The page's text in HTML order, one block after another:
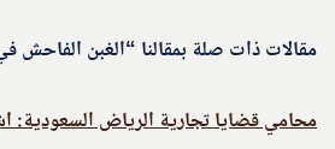
مقالات ذات صلة بمقالنا “الغبن الفاحش
محامي قضايا تجارية الرياض السعودية: